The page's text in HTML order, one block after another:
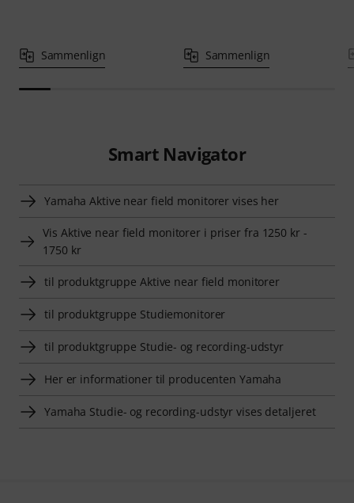
Sammenlign Sammenlign
Smart Navigator
Yamaha Aktive near field monitorer vises her
Vis Aktive near field monitorer i priser fra 1250 kr -
1750 kr
til produktgruppe Aktive near field monitorer
til produktgruppe Studiemonitorer
til produktgruppe Studie- og recording-udstyr
Her er informationer til producenten Yamaha
Yamaha Studie- og recording-udstyr vises detaljeret